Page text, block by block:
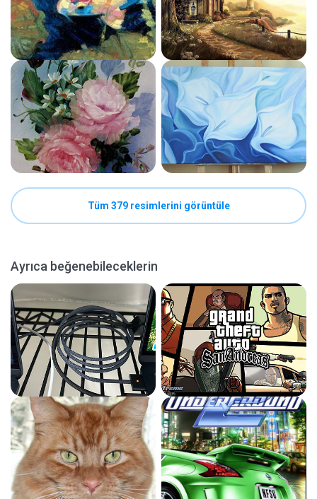
Tüm 379 resimlerini görüntüle
Ayrıca beğenebileceklerin